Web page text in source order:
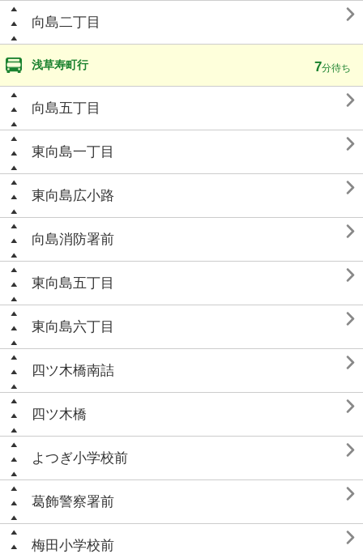
向島二丁目 
浅草寿町行 7分待ち
向島五丁目 
東向島一丁目 
東向島広小路 
向島消防署前 
東向島五丁目 
東向島六丁目 
四ツ木橋南詰 
四ツ木橋 
よつぎ小学校前 
葛飾警察署前 
梅田小学校前 